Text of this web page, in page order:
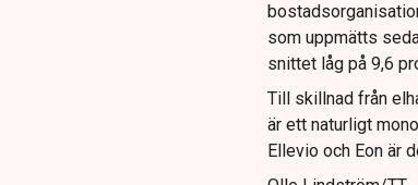
som uppmätts
snittet låg på 9,6
Till skillnad från
är ett naturligt
Ellevio och Eon är